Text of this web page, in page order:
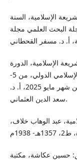
الإسلامية، السنة
العدد53 -30/1/ 2024م، مجلة البحث العلمي مجلة
الإسلامية، الدورة
السادسة والعشرون لمؤتمر مجلس الفقه الإسلامي الدولي، من 5-
10من شهر ذي القعدة 1446هـ، الموافق: 3-8 من شهر مايو 2025، أ. د.
سعد الدين العثماني.
عبد الوهاب خلاف،
حسين عكاشة، مكتبة